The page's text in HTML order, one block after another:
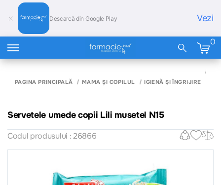
Descarcă din Google Play Vezi
0
PAGINA PRINCIPALĂ MAMA ȘI COPILUL IGIENĂ ȘI ÎNGRIJIRE
Servetele umede copii Lili musetel N15
Codul produsului : 26866